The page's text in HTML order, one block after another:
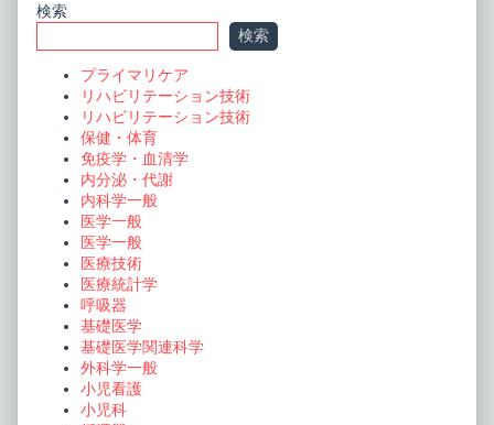
Primary
Sidebar
検索
検索
プライマリケア
リハビリテーション技術
リハビリテーション技術
保健・体育
免疫学・血清学
内分泌・代謝
内科学一般
医学一般
医学一般
医療技術
医療統計学
呼吸器
基礎医学
基礎医学関連科学
外科学一般
小児看護
小児科